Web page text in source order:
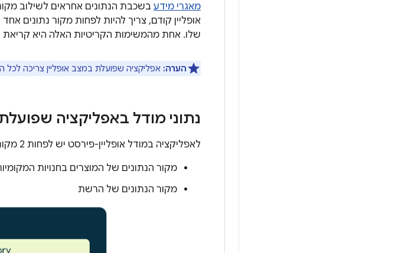
מאגרי מידע בשכבת הנתונים אחראים לשילוב
אופליין קודם, צריך להיות לפחות מקור נתונים
שלו. אחת מהמשימות הקריטיות האלה היא קריאת
הערה: אפליקציה שפועלת במצב אופליין צריכה
נתוני מודל באפליקציה
לאפליקציה במודל אופליין-פירסט יש לפחות 2 מקורות נתונים לכל מאגר שמשתמש במשאבי רשת:
מקור הנתונים של המוצרים בחנויות
מקור הנתונים של הרשת